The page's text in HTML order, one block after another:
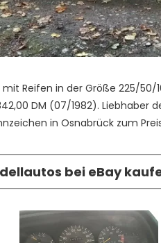
mit Reifen in der Größe 225/
DM (07/1982). Liebhaber
in Osnabrück zum
bei eBay